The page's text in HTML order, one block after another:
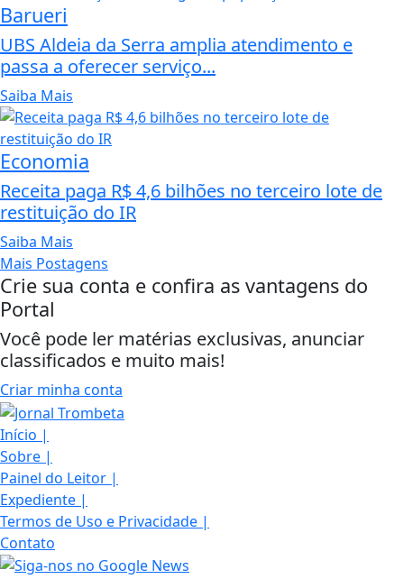
Barueri
UBS Aldeia da Serra amplia atendimento e
passa a oferecer serviço...
Saiba Mais
Economia
Receita paga R$ 4,6 bilhões no terceiro lote de
restituição do IR
Saiba Mais
Mais Postagens
Crie sua conta e confira as vantagens do
Portal
Você pode ler matérias exclusivas, anunciar
classificados e muito mais!
Criar minha conta
Início |
Sobre |
Painel do Leitor |
Expediente |
Termos de Uso e Privacidade |
Contato